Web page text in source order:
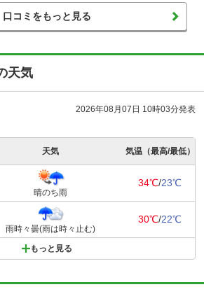
口コミをもっと見る
天気
2026年08月07日 10時03分発表
天気 気温（最高/最低）
晴のち雨
34℃/23℃
雨時々曇(雨は時々止む)
30℃/22℃
もっと見る